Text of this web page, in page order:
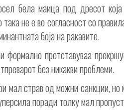
бела маица под дресот
не е во согласност со
боја на ракавите.
формално претставуваа
без никакви проблеми.
мал страв од можни санкции,
поради толку мал